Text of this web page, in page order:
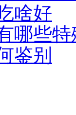
啥好
哪些
鉴别